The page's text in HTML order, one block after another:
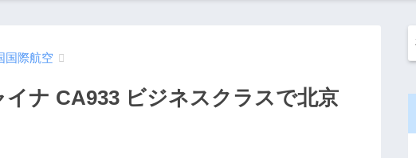
国際航空
ナ CA933 ビジネスクラスで北京